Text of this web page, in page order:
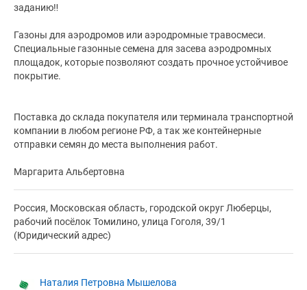
заданию‼
Газоны для аэродромов или аэродромные травосмеси.
Специальные газонные семена для засева аэродромных
площадок, которые позволяют создать прочное устойчивое
покрытие.
Поставка до склада покупателя или терминала транспортной
компании в любом регионе РФ, а так же контейнерные
отправки семян до места выполнения работ.
Маргарита Альбертовна
Россия, Московская область, городской округ Люберцы,
рабочий посёлок Томилино, улица Гоголя, 39/1
(Юридический адрес)
Наталия Петровна Мышелова